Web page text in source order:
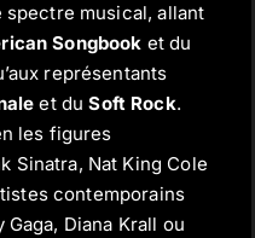
musical, allant
Songbook et du
représentants
et duSoft Rock.
les figures
Sinatra, Nat King Cole
contemporains
Gaga, Diana Krall ou